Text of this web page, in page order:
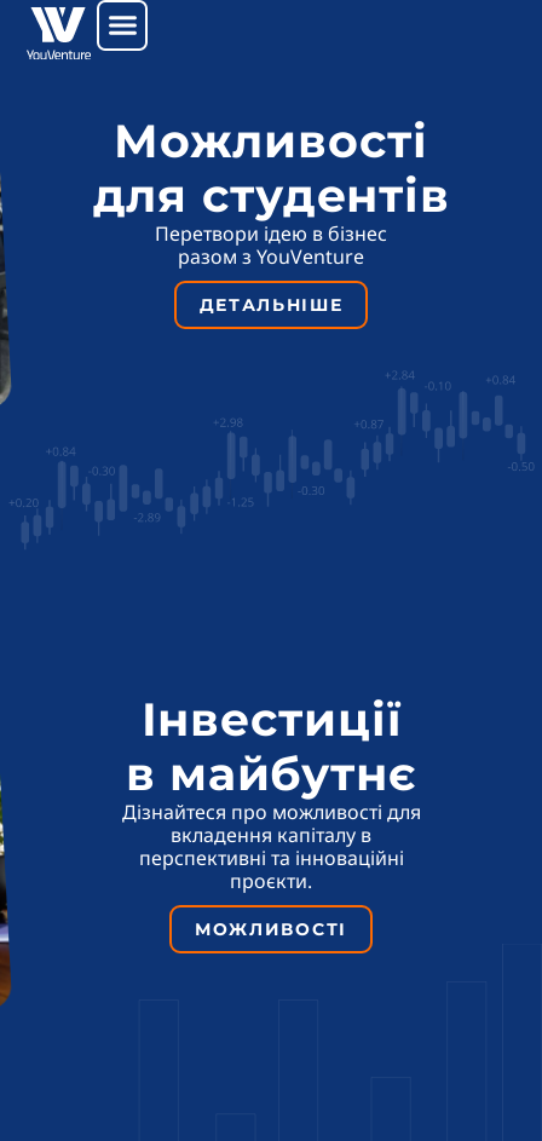
Перейти
Можливості
для студентів
Перетвори ідею в бізнес
разом з YouVenture
ДЕТАЛЬНІШЕ
Інвестиції
в майбутнє
Дізнайтеся про можливості для
вкладення капіталу в
перспективні та інноваційні
проєкти.
МОЖЛИВОСТІ